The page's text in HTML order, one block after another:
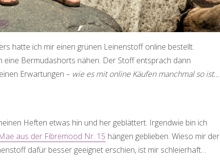
hatte ich mir einen grünen Leinenstoff online bestellt.
eine Bermudashorts nähen. Der Stoff entsprach dann
Erwartungen – wie es mit online Käufen manchmal so ist…
Heften etwas hin und her geblättert. Irgendwie bin ich
aus der Fibremood Nr. 15 hängen geblieben. Wieso mir der
dafür besser geeignet erschien, ist mir schleierhaft…